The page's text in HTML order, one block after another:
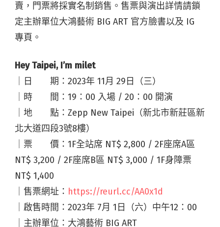
賣，門票將採實名制銷售。售票與演出詳情請鎖
定主辦單位大鴻藝術 BIG ART 官方臉書以及 IG
專頁。
Hey Taipei, I’m milet
｜日 期：2023年 11月 29日（三）
｜時 間：19：00 入場 / 20：00 開演
｜地 點：Zepp New Taipei（新北市新莊區新
北大道四段3號8樓）
｜票 價：1F全站席 NT$ 2,800 / 2F座席A區
NT$ 3,200 / 2F座席B區 NT$ 3,000 / 1F身障票
NT$ 1,400
｜售票網址： https://reurl.cc/AA0x1d
｜啟售時間：2023年 7月 1日（六）中午12：00
｜主辦單位：大鴻藝術 BIG ART